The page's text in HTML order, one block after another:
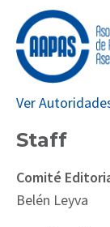
Ver
Staff
Comité
Belén Leyva